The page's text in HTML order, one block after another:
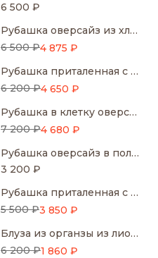
6 500 ₽
Рубашка оверсайз из хлопка
4 875 ₽
6 500 ₽
Рубашка приталенная с асимметрией (с брошью)
4 650 ₽
6 200 ₽
Рубашка в клетку оверсайз
4 680 ₽
7 200 ₽
Рубашка оверсайз в полоску
3 200 ₽
Рубашка приталенная с асимметрией
3 850 ₽
5 500 ₽
Блуза из органзы из лиоцелла
1 860 ₽
6 200 ₽